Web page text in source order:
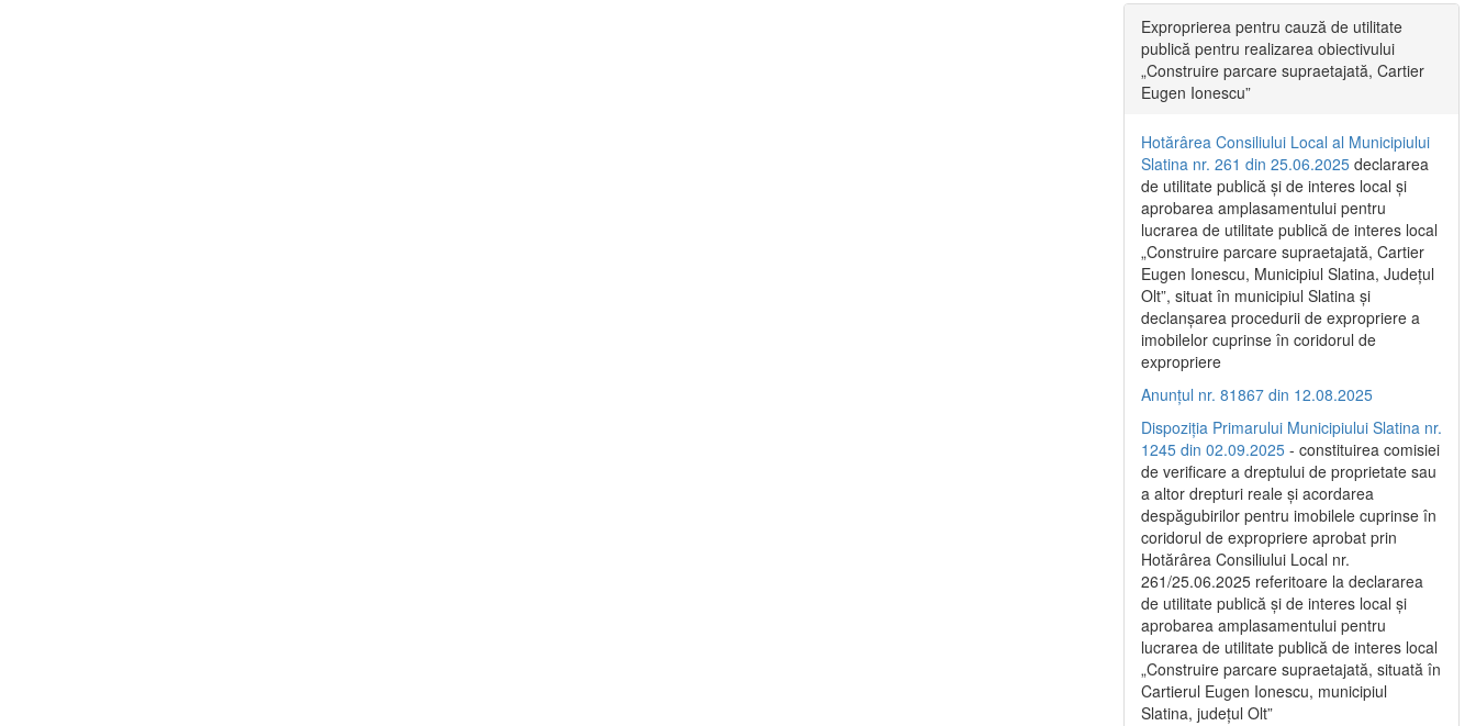
Exproprierea pentru cauză de utilitate
publică pentru realizarea obiectivului
„Construire parcare supraetajată, Cartier
Eugen Ionescu”
Hotărârea Consiliului Local al Municipiului
Slatina nr. 261 din 25.06.2025 declararea
de utilitate publică și de interes local și
aprobarea amplasamentului pentru
lucrarea de utilitate publică de interes local
„Construire parcare supraetajată, Cartier
Eugen Ionescu, Municipiul Slatina, Județul
Olt”, situat în municipiul Slatina și
declanșarea procedurii de expropriere a
imobilelor cuprinse în coridorul de
expropriere
Anunțul nr. 81867 din 12.08.2025
Dispoziția Primarului Municipiului Slatina nr.
1245 din 02.09.2025 - constituirea comisiei
de verificare a dreptului de proprietate sau
a altor drepturi reale și acordarea
despăgubirilor pentru imobilele cuprinse în
coridorul de expropriere aprobat prin
Hotărârea Consiliului Local nr.
261/25.06.2025 referitoare la declararea
de utilitate publică și de interes local și
aprobarea amplasamentului pentru
lucrarea de utilitate publică de interes local
„Construire parcare supraetajată, situată în
Cartierul Eugen Ionescu, municipiul
Slatina, județul Olt”